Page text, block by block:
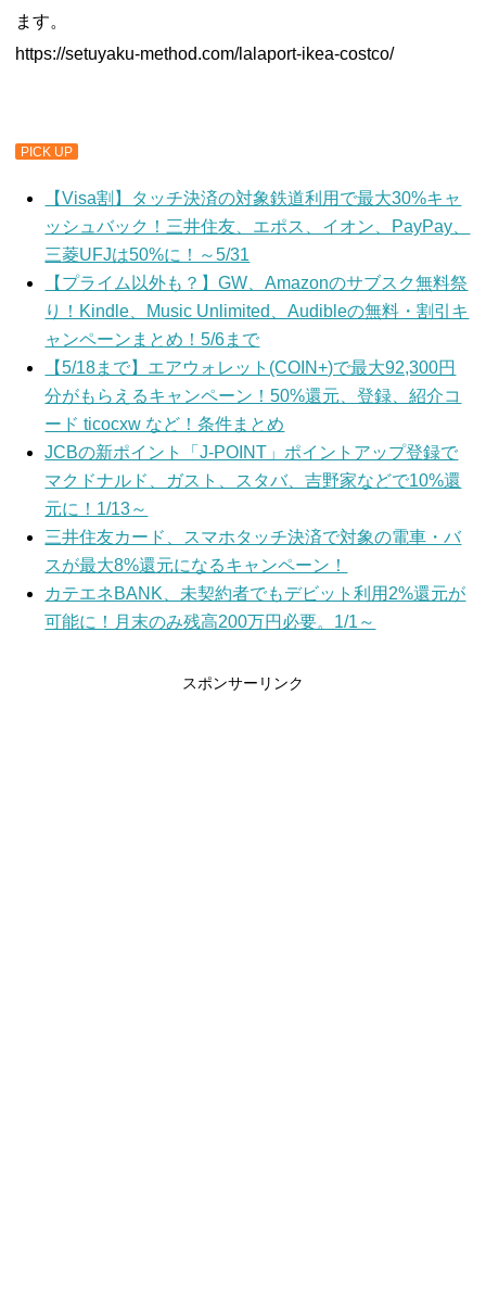
ます。
https://setuyaku-method.com/lalaport-ikea-costco/
PICK UP
【Visa割】タッチ決済の対象鉄道利用で最大30%キャ
ッシュバック！三井住友、エポス、イオン、PayPay、
三菱UFJは50%に！～5/31
【プライム以外も？】GW、Amazonのサブスク無料祭
り！Kindle、Music Unlimited、Audibleの無料・割引キ
ャンペーンまとめ！5/6まで
【5/18まで】エアウォレット(COIN+)で最大92,300円
分がもらえるキャンペーン！50%還元、登録、紹介コ
ード ticocxw など！条件まとめ
JCBの新ポイント「J-POINT」ポイントアップ登録で
マクドナルド、ガスト、スタバ、吉野家などで10%還
元に！1/13～
三井住友カード、スマホタッチ決済で対象の電車・バ
スが最大8%還元になるキャンペーン！
カテエネBANK、未契約者でもデビット利用2%還元が
可能に！月末のみ残高200万円必要。1/1～
スポンサーリンク